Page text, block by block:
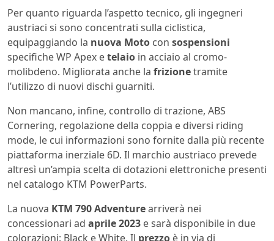
Per quanto riguarda l’aspetto tecnico, gli ingegneri
austriaci si sono concentrati sulla ciclistica,
equipaggiando la nuova Moto con sospensioni
specifiche WP Apex etelaio in acciaio al cromo-
molibdeno. Migliorata anche la frizionetramite
l’utilizzo di nuovi dischi guarniti.
Non mancano, infine, controllo di trazione, ABS
Cornering, regolazione della coppia e diversi riding
mode, le cui informazioni sono fornite dalla più recente
piattaforma inerziale 6D. Il marchio austriaco prevede
altresì un’ampia scelta di dotazioni elettroniche presenti
nel catalogo KTM PowerParts.
La nuova KTM 790 Adventurearriverà nei
concessionari ad aprile 2023 e sarà disponibile in due
colorazioni: Black e White. Il prezzo è in via di